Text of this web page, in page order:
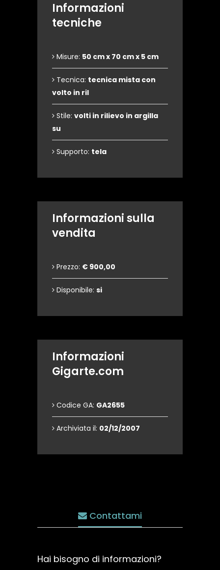
Informazioni
tecniche
Misure: 50 cm x 70 cm x 5 cm
Tecnica: tecnica mista con
volto in ril
Stile: volti in rilievo in argilla
su
Supporto: tela
Informazioni sulla
vendita
Prezzo: € 900,00
Disponibile: si
Informazioni
Gigarte.com
Codice GA: GA2655
Archiviata il: 02/12/2007
Contattami
Hai bisogno di informazioni?